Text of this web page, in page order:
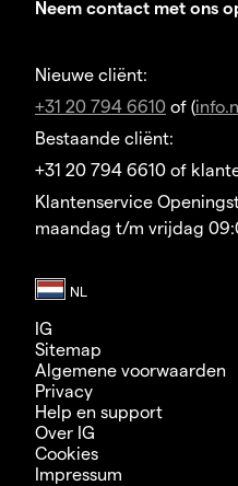
Neem contact met ons
Nieuwe cliënt:
+31 20 794 6610 of (
Bestaande cliënt:
+31 20 794 6610 of
Klantenservice
maandag t/m vrijdag
IG
Sitemap
Algemene voorwaarden
Privacy
Help en support
Over IG
Cookies
Impressum